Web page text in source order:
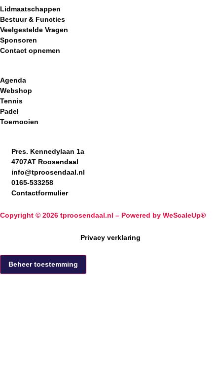
Lidmaatschappen
Bestuur & Functies
Veelgestelde Vragen
Sponsoren
Contact opnemen
Agenda
Webshop
Tennis
Padel
Toernooien
Pres. Kennedylaan 1a
4707AT Roosendaal
info@tproosendaal.nl
0165-533258
Contactformulier
Copyright © 2026 tproosendaal.nl – Powered by WeScaleUp®
Privacy verklaring
Beheer toestemming